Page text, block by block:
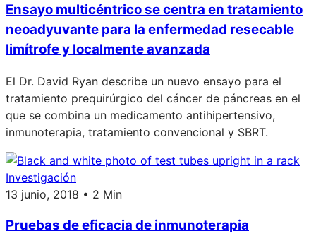
Ensayo multicéntrico se centra en tratamiento
neoadyuvante para la enfermedad resecable
limítrofe y localmente avanzada
El Dr. David Ryan describe un nuevo ensayo para el
tratamiento prequirúrgico del cáncer de páncreas en el
que se combina un medicamento antihipertensivo,
inmunoterapia, tratamiento convencional y SBRT.
Investigación
13 junio, 2018 • 2 Min
Pruebas de eficacia de inmunoterapia